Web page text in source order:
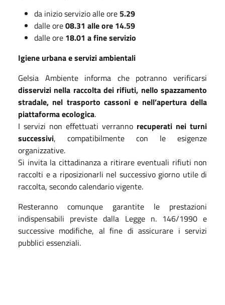
da inizio servizio alle ore 5.29
dalle ore08.31 alle ore 14.59
dalle ore 18.01 a fine servizio
Igiene urbana e servizi ambientali
Gelsia Ambiente informa che potranno verificarsi
disservizi nella raccolta dei rifiuti, nello spazzamento
stradale, nel trasporto cassoni e nell’apertura della
piattaforma ecologica.
I servizi non effettuati verranno recuperati nei turni
successivi, compatibilmente con le esigenze
organizzative.
Si invita la cittadinanza a ritirare eventuali rifiuti non
raccolti e a riposizionarli nel successivo giorno utile di
raccolta, secondo calendario vigente.
Resteranno comunque garantite le prestazioni
indispensabili previste dalla Legge n. 146/1990 e
successive modifiche, al fine di assicurare i servizi
pubblici essenziali.